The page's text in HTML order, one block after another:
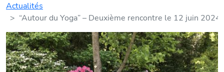
Actualités
“Autour du Yoga” – Deuxième rencontre le 12 juin 2024